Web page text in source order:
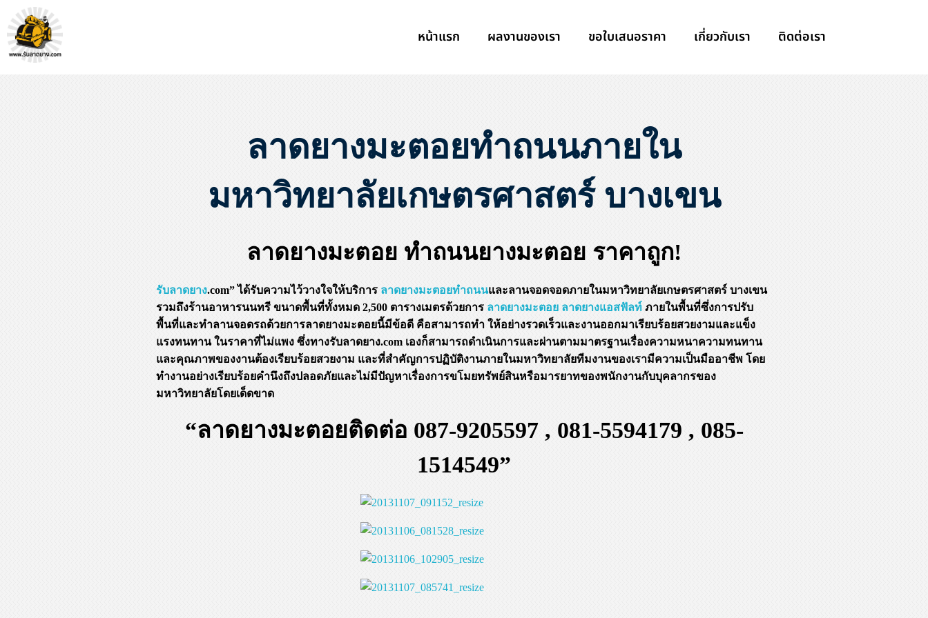
หน้าแรก ผลงานของเรา ขอใบเสนอราคา เกี่ยวกับเรา ติดต่อเรา
ลาดยางมะตอยทำถนนภายใน
มหาวิทยาลัยเกษตรศาสตร์ บางเขน
ลาดยางมะตอย ทำถนนยางมะตอย ราคาถูก!
รับลาดยาง.com” ได้รับความไว้วางใจให้บริการ ลาดยางมะตอยทำถนนและลานจอดจอดภายในมหาวิทยาลัยเกษตรศาสตร์ บางเขน
รวมถึงร้านอาหารนนทรี ขนาดพื้นที่ทั้งหมด 2,500 ตารางเมตรด้วยการ ลาดยางมะตอย ลาดยางแอสฟัลท์ ภายในพื้นที่ซึ่งการปรับ
พื้นที่และทำลานจอดรถด้วยการลาดยางมะตอยนี้มีข้อดี คือสามารถทำ ให้อย่างรวดเร็วและงานออกมาเรียบร้อยสวยงามและแข็ง
แรงทนทาน ในราคาที่ไม่แพง ซึ่งทางรับลาดยาง.com เองก็สามารถดำเนินการและผ่านตามมาตรฐานเรื่องความหนาความทนทาน
และคุณภาพของงานต้องเรียบร้อยสวยงาม และที่สำคัญการปฏิบัติงานภายในมหาวิทยาลัยทีมงานของเรามีความเป็นมืออาชีพ โดย
ทำงานอย่างเรียบร้อยคำนึงถึงปลอดภัยและไม่มีปัญหาเรื่องการขโมยทรัพย์สินหรือมารยาทของพนักงานกับบุคลากรของ
มหาวิทยาลัยโดยเด็ดขาด
“ลาดยางมะตอยติดต่อ 087-9205597 , 081-5594179 , 085-
1514549”